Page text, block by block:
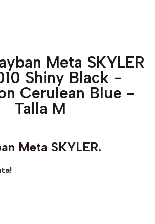
Meta SKYLER
Shiny Black -
Cerulean Blue -
Talla M
Meta SKYLER.